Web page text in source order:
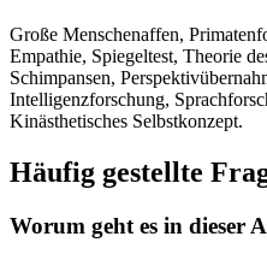
Große Menschenaffen,
Empathie, Spiegeltest, Theorie
Schimpansen,
Intelligenzforschung,
Kinästhetisches Selbstkonzept.
Häufig gestellte
Worum geht es in dieser